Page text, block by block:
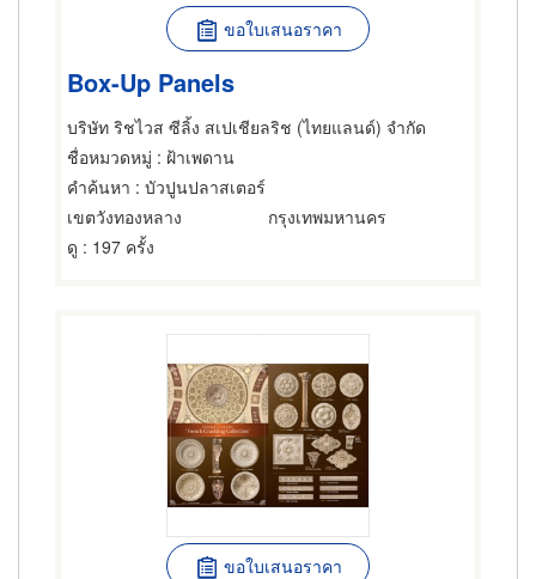
ขอใบเสนอราคา
Box-Up Panels
บริษัท ริชไวส ซีลิ้ง สเปเชียลริช (ไทยแลนด์) จำกัด
ชื่อหมวดหมู่ : ฝ้าเพดาน
คำค้นหา : บัวปูนปลาสเตอร์
เขตวังทองหลาง
กรุงเทพมหานคร
ดู : 197 ครั้ง
ขอใบเสนอราคา